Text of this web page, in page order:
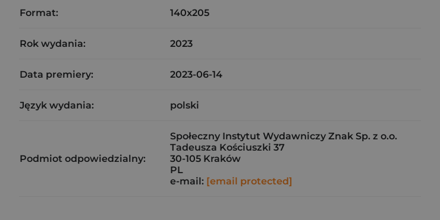
Format: 140x205
Rok wydania: 2023
Data premiery: 2023-06-14
Język wydania: polski
Podmiot odpowiedzialny:
Społeczny Instytut Wydawniczy Znak Sp. z o.o.
Tadeusza Kościuszki 37
30-105 Kraków
PL
e-mail: [email protected]